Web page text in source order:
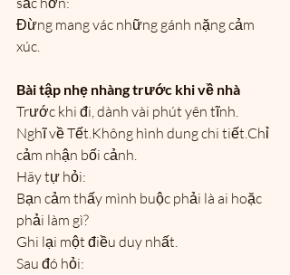
Đừng mang vác những gánh nặng cảm
xúc.
Bài tập nhẹ nhàng trước khi về nhà
Trước khi đi, dành vài phút yên tĩnh.
Nghĩ về Tết.Không hình dung chi tiết.Chỉ
cảm nhận bối cảnh.
Hãy tự hỏi:
Bạn cảm thấy mình buộc phải là ai hoặc
phải làm gì?
Ghi lại một điều duy nhất.
Sau đó hỏi: